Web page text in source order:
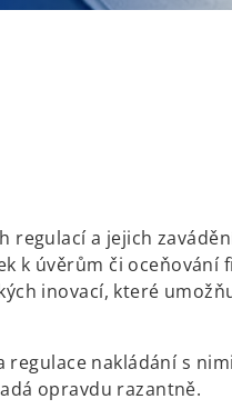
regulací a jejich
k úvěrům či oceňování
inovací, které
nakládání s
opravdu razantně.